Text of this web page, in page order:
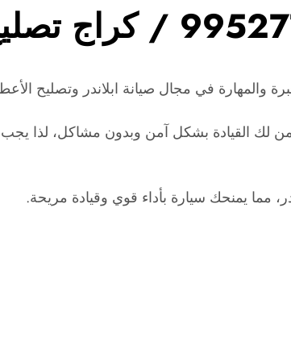
والمهارة في مجال صيانة ابلاندر وتصليح
القيادة بشكل آمن وبدون مشاكل، لذا يجب
مما يمنحك سيارة بأداء قوي وقيادة مريحة.